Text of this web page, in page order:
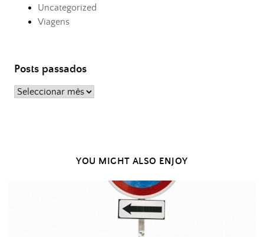
Uncategorized
Viagens
Posts passados
Posts
YOU MIGHT ALSO ENJOY